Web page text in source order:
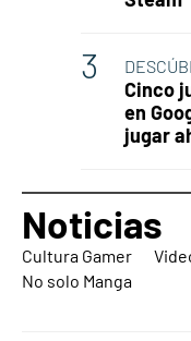
Cinco
en
jugar
Noticias
Cultura Gamer
No solo Manga